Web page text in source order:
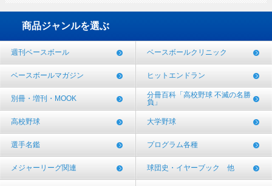
商品ジャンルを選ぶ
週刊ベースボール ベースボールクリニック
ベースボールマガジン ヒットエンドラン
別冊・増刊・MOOK
分冊百科「高校野球 不滅の名勝
負」
高校野球 大学野球
選手名鑑 プログラム各種
メジャーリーグ関連 球団史・イヤーブック 他